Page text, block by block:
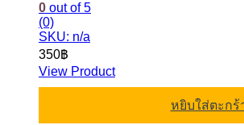
0 out of 5
(0)
SKU: n/a
350฿
View Product
หยิบใส่ตะกร้